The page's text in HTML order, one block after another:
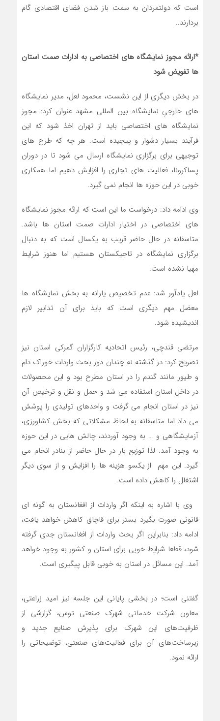
است که دولتمردان به سمت باز شدن فضای اقتصادی گام
بردارند..
*ارائه مجوز نمایشگاه های اختصاصی به ادارات صمت استان
ها تفویض شود
در بخش دیگری از این نشست، محمود لعل، مدیر نمایشگاه
های خارجیِ نمایشگاه بین المللی مشهد عنوان کرد: مجوز
نمایشگاه های اختصاصی باید از تهران اخذ شود که این
فرآیند بسیار دشوار و پیچیده است. هر چه که طرح های
توجیهی برای برگزاری نمایشگاه ارسال می شود تا در دوران
پساکرونا، فعالیت های تجاری را افزایش دهیم اما همکاری
خوبی در این حوزه ها انجام نمی گیرد.
وی ادامه داد: درخواست ما این است که ارائه مجوز نمایشگاه
های اختصاصی در اختیار ادارات صمت استان ها باشد.
متاسفانه در حال حاضر قریب به یکسال است که به دنبال
برگزاری نمایشگاه در تاجیکستان هستیم اما هنوز شرایط
مهیا نشده است.
لعل یادآور شد: عدم تخصیص یارانه به بخش نمایشگاه ها
معضل مهم دیگری است که باید برای آن تدابیر لازم
اندیشیده شود.
مرتضی قندچی، رئیس اتحادیه کارگزاران گمرکی استان نیز
تصریح کرد: در گذشته نه چندان دور بحث واردات خوراک دام
و طیور مانند گندم را در استان مطرح بود و این محصولات
در داخل استان استفاده می شد و حمل و نقل و ترخیص آن
نیز در استان انجام می گرفت و واحدهای تولیدی را پوشش
می داد اما متاسفانه به لحاظ مشکلاتی که بخش کشاورزی،
آزمایشگاهی و … به وجود آوردند، چالش هایی در این حوزه
به وجود آمد. لذا توزیع بار در حال حاضر از بنادر انجام می
گیرد. این مهم از یکسو هزینه ها را افزایش و از سوی دیگر
اشتغال را کاهش داده است.
وی با اشاره به اینکه اگر واردات از افغانستان به گونه ای
قانونی صورت بگیرد بستر برای قاچاق کاهش خواهد یافت،
ادامه داد: بنابراین اگر بحث واردات از افغانستان جدی گرفته
شود، قطعا شرایط خوبی برای استان و کشور به وجود خواهد
آمد. این مسائل در استان به خوبی قابل پیگیری است.
گفتنی است؛ در بخشی پایانی این جلسه نیز امید زراعتی،
معاون شرکت خدماتی شهرک صنعتی توس، گزارشی از
ظرفیت‌های این شهرک برای پذیرش صنایع جدید و
زیرساخت‌های آن برای فعالیت‌های صنعتی، توضیحاتی را
ارائه نمود.